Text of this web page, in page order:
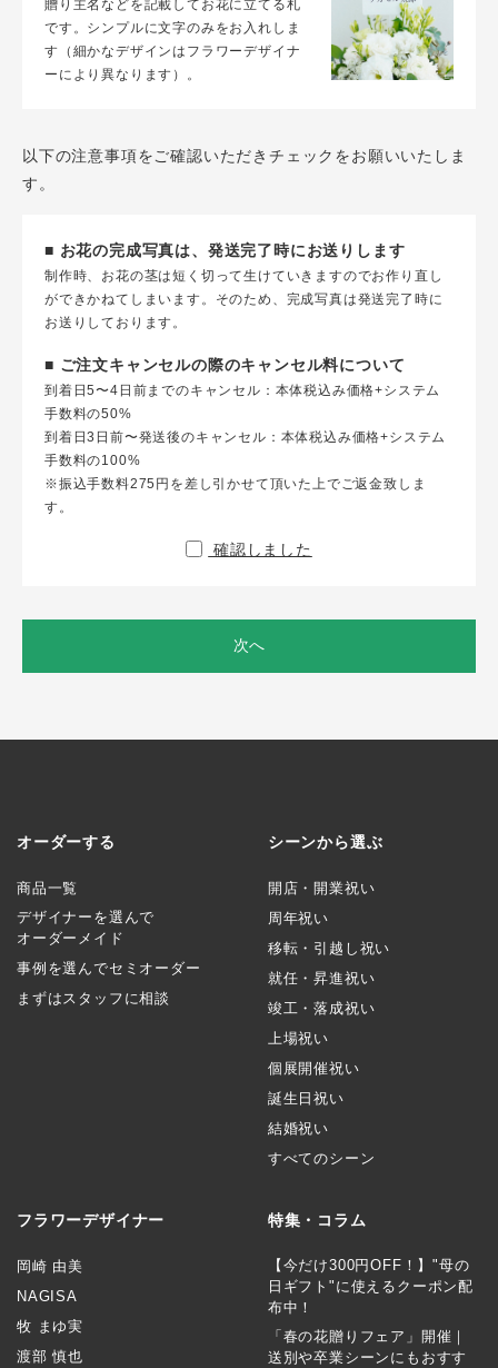
贈り主名などを記載してお花に立てる札
です。シンプルに文字のみをお入れしま
す（細かなデザインはフラワーデザイナ
ーにより異なります）。
以下の注意事項をご確認いただきチェックをお願いいたしま
す。
■ お花の完成写真は、発送完了時にお送りします
制作時、お花の茎は短く切って生けていきますのでお作り直し
ができかねてしまいます。そのため、完成写真は発送完了時に
お送りしております。
■ ご注文キャンセルの際のキャンセル料について
到着日5〜4日前までのキャンセル：本体税込み価格+システム
手数料の50%
到着日3日前〜発送後のキャンセル：本体税込み価格+システム
手数料の100%
※振込手数料275円を差し引かせて頂いた上でご返金致しま
す。
確認しました
次へ
オーダーする
商品一覧
デザイナーを選んで
オーダーメイド
事例を選んでセミオーダー
まずはスタッフに相談
シーンから選ぶ
開店・開業祝い
周年祝い
移転・引越し祝い
就任・昇進祝い
竣工・落成祝い
上場祝い
個展開催祝い
誕生日祝い
結婚祝い
すべてのシーン
フラワーデザイナー
岡崎 由美
NAGISA
牧 まゆ実
渡部 慎也
特集・コラム
【今だけ300円OFF！】"母の
日ギフト"に使えるクーポン配
布中！
「春の花贈りフェア」開催｜
送別や卒業シーンにもおすす